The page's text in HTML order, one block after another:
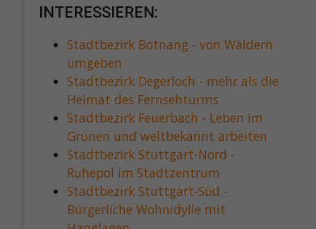
INTERESSIEREN:
Stadtbezirk Botnang - von Wäldern
umgeben
Stadtbezirk Degerloch - mehr als die
Heimat des Fernsehturms
Stadtbezirk Feuerbach - Leben im
Grünen und weltbekannt arbeiten
Stadtbezirk Stuttgart-Nord -
Ruhepol im Stadtzentrum
Stadtbezirk Stuttgart-Süd -
Bürgerliche Wohnidylle mit